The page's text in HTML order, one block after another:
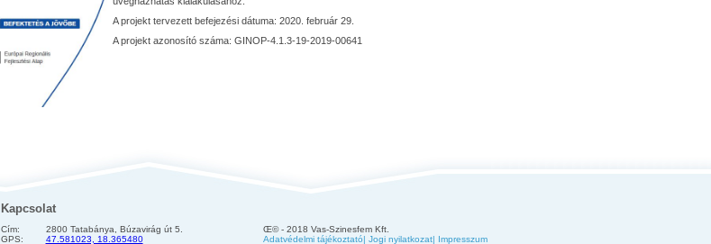
A projekt tervezett befejezési dátuma: 2020. február 29.
A projekt azonosító száma: GINOP-4.1.3-19-2019-00641
Kapcsolat
Cím:
2800 Tatabánya, Búzavirág út 5.
GPS:
47.581023, 18.365480
Œ© - 2018 Vas-Szinesfem Kft.
Adatvédelmi tájékoztató| Jogi nyilatkozat| Impresszum